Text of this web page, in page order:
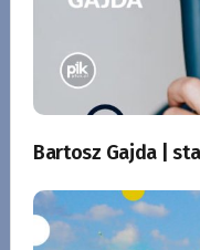
Bartosz Gajda |